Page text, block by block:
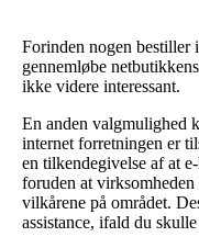
Forinden nogen bestiller
gennemløbe
ikke videre interessant.
En anden valgmulighed
internet forretningen er
en tilkendegivelse af at
foruden at
vilkårene på området.
assistance, ifald du